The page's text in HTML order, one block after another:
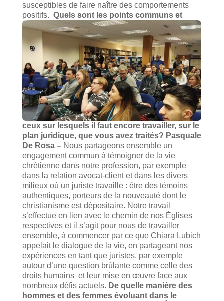
susceptibles de faire naître des comportements
positifs. Quels sont les points communs et
ceux sur lesquels il faut encore travailler, sur le
plan juridique, que vous avez traités? Pasquale
De Rosa – Nous partageons ensemble un
engagement commun à témoigner de la vie
chrétienne dans notre profession, par exemple
dans la relation avocat-client et dans les divers
milieux où un juriste travaille : être des témoins
authentiques, porteurs de la nouveauté dont le
christianisme est dépositaire. Notre travail
s’effectue en lien avec le chemin de nos Églises
respectives et il s’agit pour nous de travailler
ensemble, à commencer par ce que Chiara Lubich
appelait le dialogue de la vie, en partageant nos
expériences en tant que juristes, par exemple
autour d’une question brûlante comme celle des
droits humains et leur mise en œuvre face aux
nombreux défis actuels. De quelle manière des
hommes et des femmes évoluant dans le